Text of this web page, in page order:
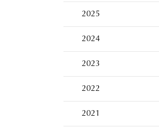
2025
2024
2023
2022
2021